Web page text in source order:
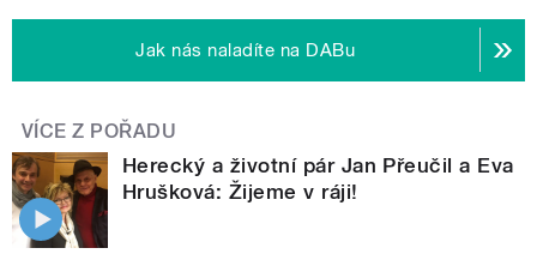
Jak nás naladíte na DABu
VÍCE Z POŘADU
Herecký a životní pár Jan Přeučil a Eva
Hrušková: Žijeme v ráji!